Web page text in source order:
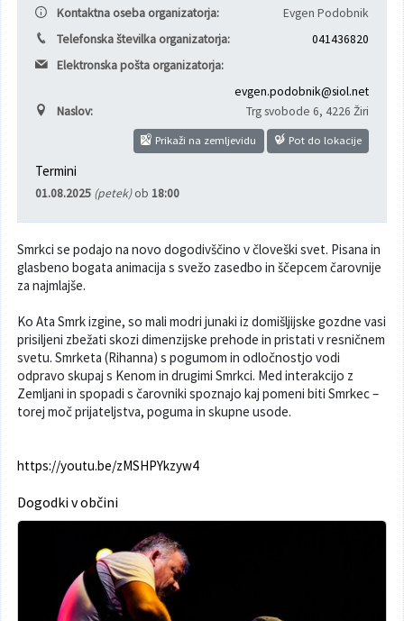
Kontaktna oseba organizatorja:
Evgen Podobnik
Telefonska številka organizatorja:
041436820
Elektronska pošta organizatorja:
evgen.podobnik@siol.net
Naslov:
Trg svobode 6, 4226 Žiri
Prikaži na zemljevidu Pot do lokacije
Termini
01.08.2025 (petek)ob 18:00
Smrkci se podajo na novo dogodivščino v človeški svet. Pisana in
glasbeno bogata animacija s svežo zasedbo in ščepcem čarovnije
za najmlajše.
Ko Ata Smrk izgine, so mali modri junaki iz domišljijske gozdne vasi
prisiljeni zbežati skozi dimenzijske prehode in pristati v resničnem
svetu. Smrketa (Rihanna) s pogumom in odločnostjo vodi
odpravo skupaj s Kenom in drugimi Smrkci. Med interakcijo z
Zemljani in spopadi s čarovniki spoznajo kaj pomeni biti Smrkec –
torej moč prijateljstva, poguma in skupne usode.
https://youtu.be/zMSHPYkzyw4
Dogodki v občini